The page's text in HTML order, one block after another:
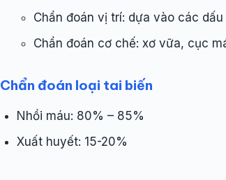
Chẩn đoán vị trí: dựa vào các
Chẩn đoán cơ chế: xơ vữa, cục
Chẩn đoán loại tai biến
Nhồi máu: 80% – 85%
Xuất huyết: 15-20%